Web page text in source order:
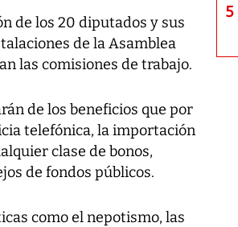
de los 20 diputados y sus
de la Asamblea
las comisiones de trabajo.
de los beneficios que por
telefónica, la importación
clase de bonos,
de fondos públicos.
como el nepotismo, las
5